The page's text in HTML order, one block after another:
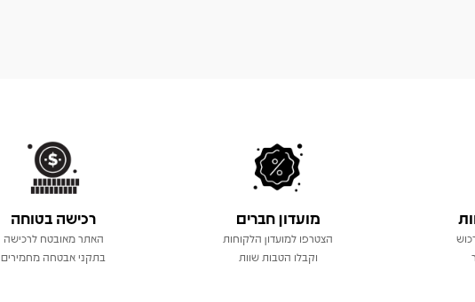
מועדון חברים
הצטרפו למועדון הלקוחות
וקבלו הטבות שוות
רכישה בטוחה
האתר מאובטח לרכישה
בתקני אבטחה מחמירים